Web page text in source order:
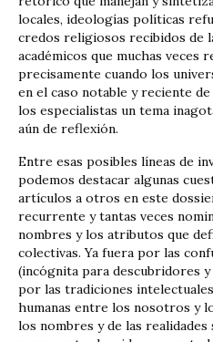
locales, ideologías políticas
credos religiosos recibidos de
académicos que muchas veces
precisamente cuando los
en el caso notable y reciente
los especialistas un tema
aún de reflexión.
Entre esas posibles líneas de
podemos destacar algunas
artículos a otros en este
recurrente y tantas veces
nombres y los atributos que
colectivas. Ya fuera por las
(incógnita para descubridores
por las tradiciones
humanas entre los nosotros y
los nombres y de las